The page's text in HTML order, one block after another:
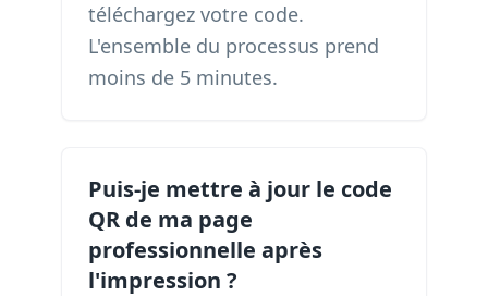
téléchargez votre code.
L'ensemble du processus prend
moins de 5 minutes.
Puis-je mettre à jour le code
QR de ma page
professionnelle après
l'impression ?